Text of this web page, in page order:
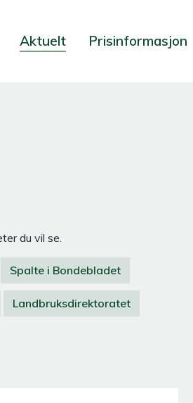
Aktuelt Prisinformasjon
du vil se.
Spalte i Bondebladet
Landbruksdirektoratet